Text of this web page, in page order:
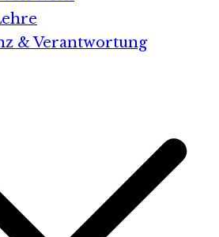
& Verantwortung